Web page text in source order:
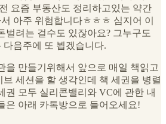
요즘 부동산도 정리하고있는 약간
아주 위험합니다ㅎㅎㅎ 심지어 이
벌려는 걸수도 있잖아요? 그누구도
음주에 또 뵙겠습니다.
을 만들기위해서 앞으로 매일 책읽고
세션을 할 생각인데 책 세권을 병렬
권 모두 실리콘밸리와 VC에 관한 내
은 아래 카톡방으로 들어오세요!